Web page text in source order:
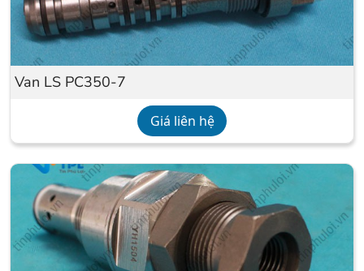
Van LS PC350-7
Giá liên hệ